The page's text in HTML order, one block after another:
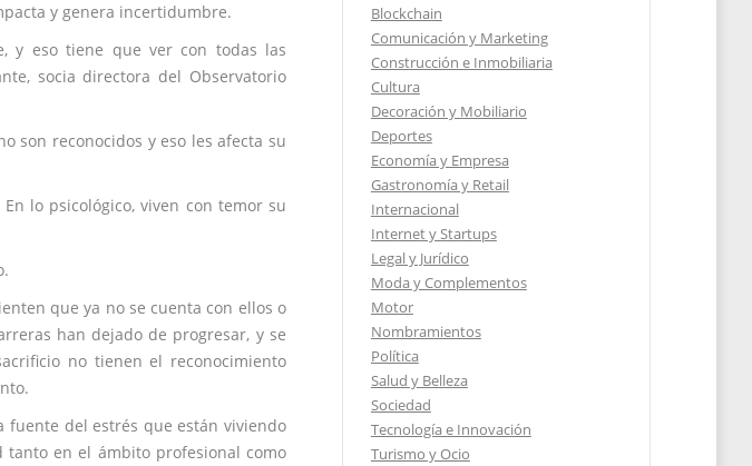
y genera incertidumbre.
y eso tiene que ver con todas las
socia directora del Observatorio
son reconocidos y eso les afecta su
lo psicológico, viven con temor su
que ya no se cuenta con ellos o
han dejado de progresar, y se
no tienen el reconocimiento
fuente del estrés que están viviendo
en el ámbito profesional como
Blockchain
Comunicación y Marketing
Construcción e Inmobiliaria
Cultura
Decoración y Mobiliario
Deportes
Economía y Empresa
Gastronomía y Retail
Internacional
Internet y Startups
Legal y Jurídico
Moda y Complementos
Motor
Nombramientos
Política
Salud y Belleza
Sociedad
Tecnología e Innovación
Turismo y Ocio